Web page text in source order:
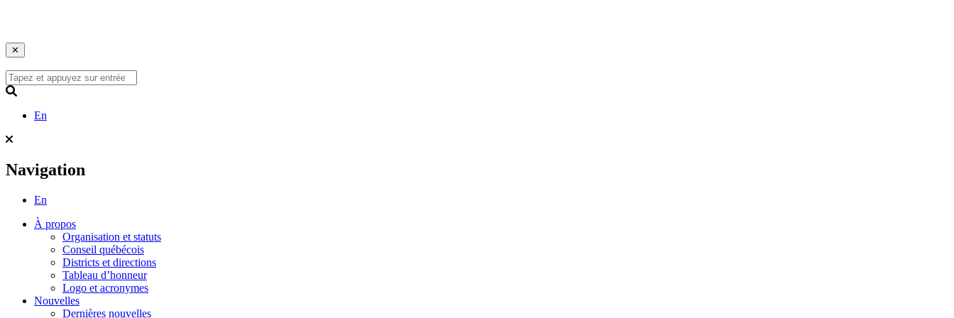
✕
to
content
En
Navigation
En
À propos
Organisation et statuts
Conseil québécois
Districts et directions
Tableau d’honneur
Logo et acronymes
Nouvelles
Dernières nouvelles